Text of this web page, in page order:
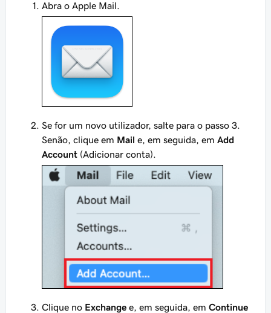
Abra o Apple Mail.
Se for um novo utilizador, salte para o passo 3.
Senão, clique em Mail e, em seguida, em Add
Account (Adicionar conta).
Clique no Exchange e, em seguida, em Continue